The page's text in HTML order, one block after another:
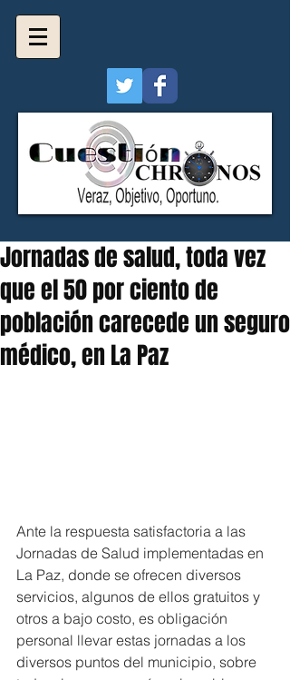
Jornadas de salud, toda vez
que el 50 por ciento de
población carecede un seguro
médico, en La Paz
Ante la respuesta satisfactoria a las
Jornadas de Salud implementadas en
La Paz, donde se ofrecen diversos
servicios, algunos de ellos gratuitos y
otros a bajo costo, es obligación
personal llevar estas jornadas a los
diversos puntos del municipio, sobre